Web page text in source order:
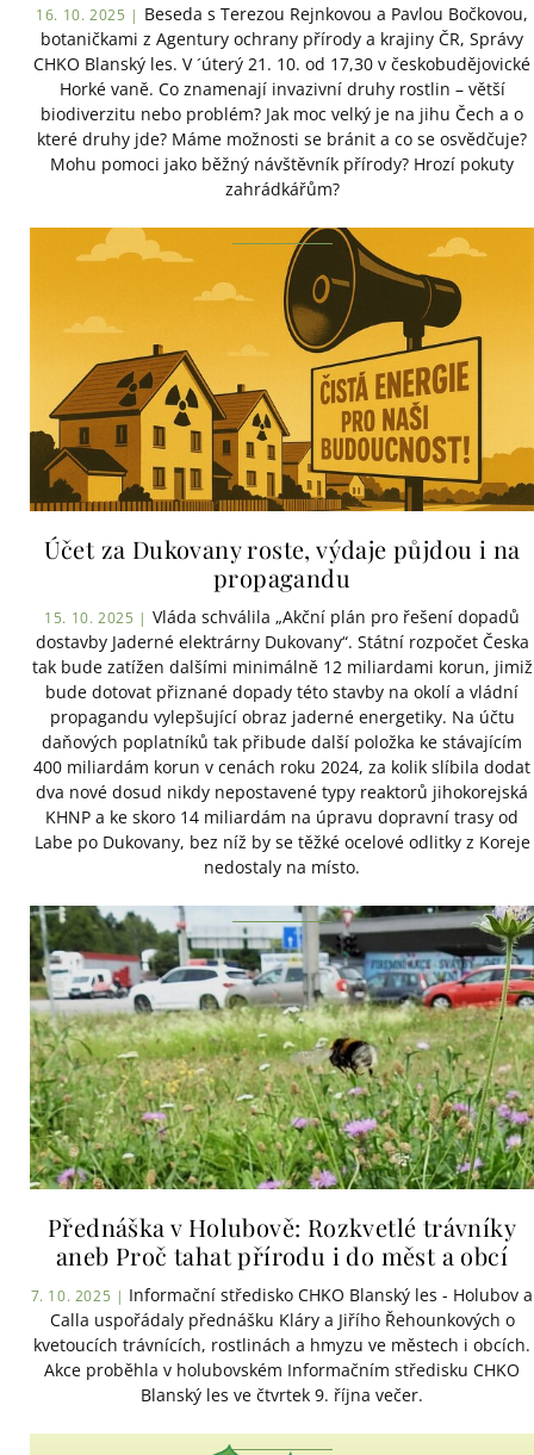
16. 10. 2025 | Beseda s Terezou Rejnkovou a Pavlou Bočkovou,
botaničkami z Agentury ochrany přírody a krajiny ČR, Správy
CHKO Blanský les. V ´úterý 21. 10. od 17,30 v českobudějovické
Horké vaně. Co znamenají invazivní druhy rostlin – větší
biodiverzitu nebo problém? Jak moc velký je na jihu Čech a o
které druhy jde? Máme možnosti se bránit a co se osvědčuje?
Mohu pomoci jako běžný návštěvník přírody? Hrozí pokuty
zahrádkářům?
Účet za Dukovany roste, výdaje půjdou i na
propagandu
15. 10. 2025 | Vláda schválila „Akční plán pro řešení dopadů
dostavby Jaderné elektrárny Dukovany“. Státní rozpočet Česka
tak bude zatížen dalšími minimálně 12 miliardami korun, jimiž
bude dotovat přiznané dopady této stavby na okolí a vládní
propagandu vylepšující obraz jaderné energetiky. Na účtu
daňových poplatníků tak přibude další položka ke stávajícím
400 miliardám korun v cenách roku 2024, za kolik slíbila dodat
dva nové dosud nikdy nepostavené typy reaktorů jihokorejská
KHNP a ke skoro 14 miliardám na úpravu dopravní trasy od
Labe po Dukovany, bez níž by se těžké ocelové odlitky z Koreje
nedostaly na místo.
Přednáška v Holubově: Rozkvetlé trávníky
aneb Proč tahat přírodu i do měst a obcí
7. 10. 2025 | Informační středisko CHKO Blanský les - Holubov a
Calla uspořádaly přednášku Kláry a Jiřího Řehounkových o
kvetoucích trávnících, rostlinách a hmyzu ve městech i obcích.
Akce proběhla v holubovském Informačním středisku CHKO
Blanský les ve čtvrtek 9. října večer.